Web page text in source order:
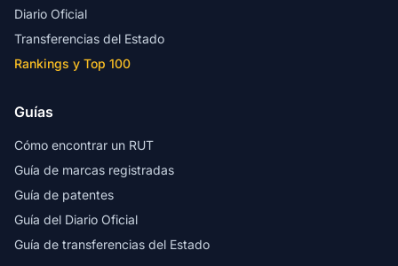
Diario Oficial
Transferencias del Estado
Rankings y Top 100
Guías
Cómo encontrar un RUT
Guía de marcas registradas
Guía de patentes
Guía del Diario Oficial
Guía de transferencias del Estado